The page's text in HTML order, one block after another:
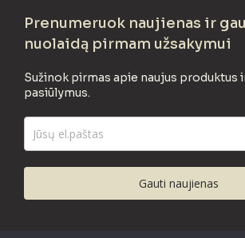
Prenumeruok naujienas ir
nuolaidą pirmam užsakymui
Sužinok pirmas apie naujus produktus
pasiūlymus.
Gauti naujienas